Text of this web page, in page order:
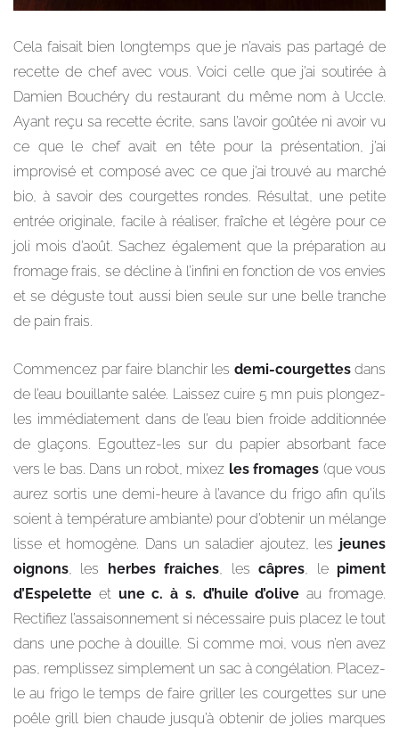
Cela faisait bien longtemps que je n’avais pas partagé de
recette de chef avec vous. Voici celle que j’ai soutirée à
Damien Bouchéry du restaurant du même nom à Uccle.
Ayant reçu sa recette écrite, sans l’avoir goûtée ni avoir vu
ce que le chef avait en tête pour la présentation, j’ai
improvisé et composé avec ce que j’ai trouvé au marché
bio, à savoir des courgettes rondes. Résultat, une petite
entrée originale, facile à réaliser, fraîche et légère pour ce
joli mois d’août. Sachez également que la préparation au
fromage frais, se décline à l’infini en fonction de vos envies
et se déguste tout aussi bien seule sur une belle tranche
de pain frais.
Commencez par faire blanchir les demi-courgettesdans
de l’eau bouillante salée. Laissez cuire 5 mn puis plongez-
les immédiatement dans de l’eau bien froide additionnée
de glaçons. Egouttez-les sur du papier absorbant face
vers le bas. Dans un robot, mixez les fromages (que vous
aurez sortis une demi-heure à l’avance du frigo afin qu’ils
soient à température ambiante) pour d’obtenir un mélange
lisse et homogène. Dans un saladier ajoutez, les jeunes
oignons, les herbes fraiches, lescâpres, le piment
d’Espelette et une c. à s. d’huile d’olive au fromage.
Rectifiez l’assaisonnement si nécessaire puis placez le tout
dans une poche à douille. Si comme moi, vous n’en avez
pas, remplissez simplement un sac à congélation. Placez-
le au frigo le temps de faire griller les courgettes sur une
poêle grill bien chaude jusqu’à obtenir de jolies marques